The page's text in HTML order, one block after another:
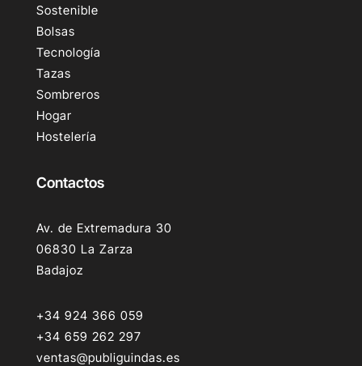
Sostenible
Bolsas
Tecnología
Tazas
Sombreros
Hogar
Hostelería
Contactos
Av. de Extremadura 30
06830 La Zarza
Badajoz
+34 924 366 059
+34 659 262 297
ventas@publiguindas.es